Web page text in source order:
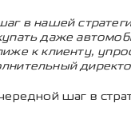
в нашей
даже
к клиенту,
шаг в